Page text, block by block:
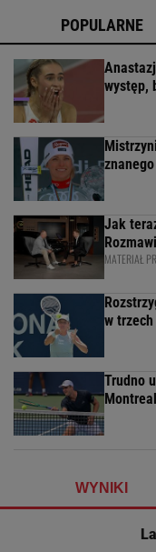
POPULARNE
występ,
Jak
MATERIAŁ
w
Trudno
WYNIKI